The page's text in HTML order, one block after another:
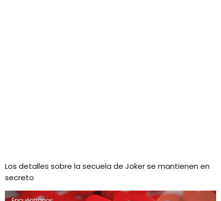
Los detalles sobre la secuela de Joker se mantienen en
secreto